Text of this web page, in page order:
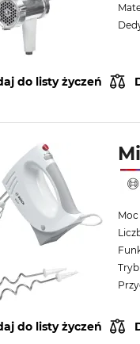
do listy życzeń
Moc
do listy życzeń